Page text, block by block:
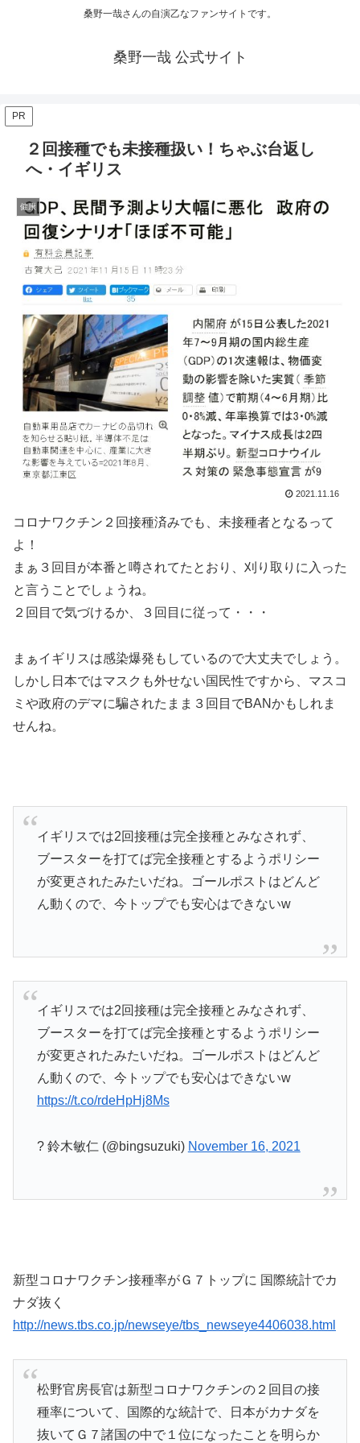
桑野一哉さんの自演乙なファンサイトです。
桑野一哉 公式サイト
PR
２回接種でも未接種扱い！ちゃぶ台返し
へ・イギリス
健康
2021.11.16
コロナワクチン２回接種済みでも、未接種者となるって
よ！
まぁ３回目が本番と噂されてたとおり、刈り取りに入った
と言うことでしょうね。
２回目で気づけるか、３回目に従って・・・
まぁイギリスは感染爆発もしているので大丈夫でしょう。
しかし日本ではマスクも外せない国民性ですから、マスコ
ミや政府のデマに騙されたまま３回目でBANかもしれま
せんね。
イギリスでは2回接種は完全接種とみなされず、
ブースターを打てば完全接種とするようポリシー
が変更されたみたいだね。ゴールポストはどんど
ん動くので、今トップでも安心はできないw
イギリスでは2回接種は完全接種とみなされず、
ブースターを打てば完全接種とするようポリシー
が変更されたみたいだね。ゴールポストはどんど
ん動くので、今トップでも安心はできないw
https://t.co/rdeHpHj8Ms
? 鈴木敏仁 (@bingsuzuki) November 16, 2021
新型コロナワクチン接種率がＧ７トップに 国際統計でカ
ナダ抜く
http://news.tbs.co.jp/newseye/tbs_newseye4406038.html
松野官房長官は新型コロナワクチンの２回目の接
種率について、国際的な統計で、日本がカナダを
抜いてＧ７諸国の中で１位になったことを明らか